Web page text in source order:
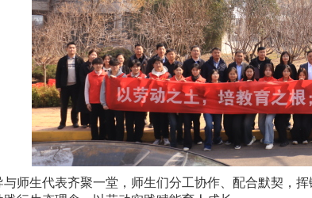
师生代表齐聚一堂，师生们分工协作、配合默契，